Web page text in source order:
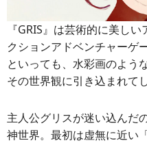
『GRIS』は芸術的に美し
クションアドベンチャーゲ
といっても、水彩画のよう
その世界観に引き込まれて
主人公グリスが迷い込んだ
神世界。最初は虚無に近い